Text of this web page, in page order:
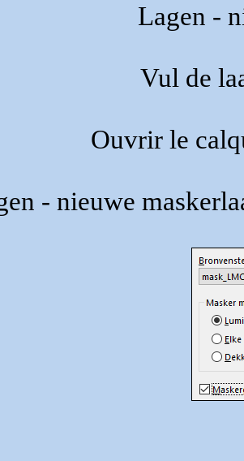
Lagen -
Vul de
Ouvrir le
- nieuwe